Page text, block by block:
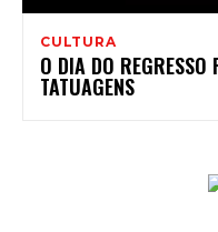
CULTURA
O DIA DO REGRESSO
TATUAGENS